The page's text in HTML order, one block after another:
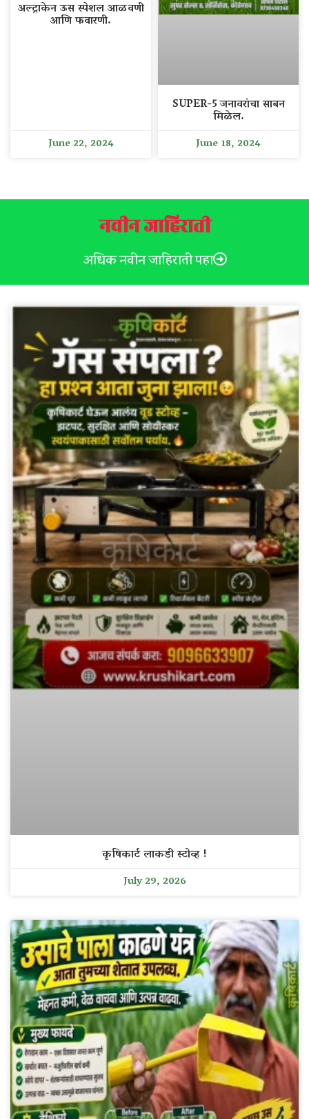
अल्ट्राकेन ऊस स्पेशल आळवणी
आणि फवारणी.
June 22, 2024
SUPER-5 जनावरांचा साबन
मिळेल.
June 18, 2024
नवीन जाहिराती
अधिक नवीन जाहिराती पहा
कृषिकार्ट लाकडी स्टोव्ह !
July 29, 2026